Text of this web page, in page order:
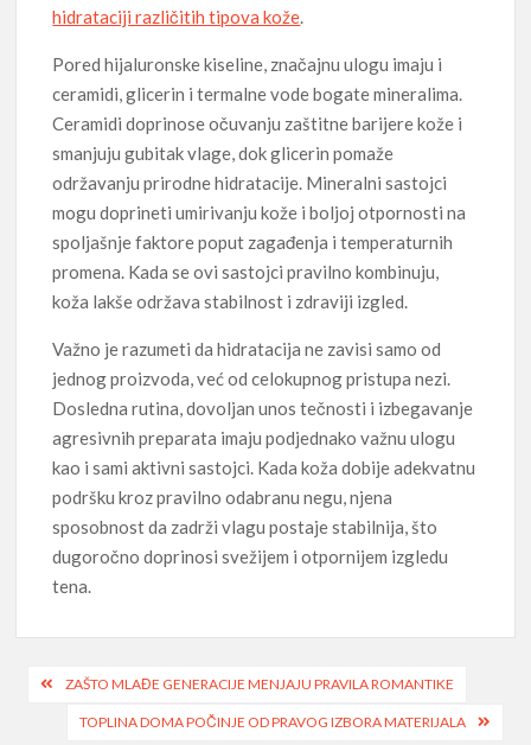
hidrataciji različitih tipova kože.
Pored hijaluronske kiseline, značajnu ulogu imaju i
ceramidi, glicerin i termalne vode bogate mineralima.
Ceramidi doprinose očuvanju zaštitne barijere kože i
smanjuju gubitak vlage, dok glicerin pomaže
održavanju prirodne hidratacije. Mineralni sastojci
mogu doprineti umirivanju kože i boljoj otpornosti na
spoljašnje faktore poput zagađenja i temperaturnih
promena. Kada se ovi sastojci pravilno kombinuju,
koža lakše održava stabilnost i zdraviji izgled.
Važno je razumeti da hidratacija ne zavisi samo od
jednog proizvoda, već od celokupnog pristupa nezi.
Dosledna rutina, dovoljan unos tečnosti i izbegavanje
agresivnih preparata imaju podjednako važnu ulogu
kao i sami aktivni sastojci. Kada koža dobije adekvatnu
podršku kroz pravilno odabranu negu, njena
sposobnost da zadrži vlagu postaje stabilnija, što
dugoročno doprinosi svežijem i otpornijem izgledu
tena.
Post
navigation
ZAŠTO MLAĐE GENERACIJE MENJAJU PRAVILA ROMANTIKE
TOPLINA DOMA POČINJE OD PRAVOG IZBORA MATERIJALA